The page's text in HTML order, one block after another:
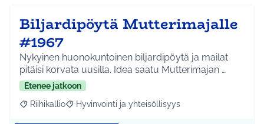
Biljardipöytä Mutterimajalle
#1967
Nykyinen huonokuntoinen biljardipöytä ja mailat
pitäisi korvata uusilla. Idea saatu Mutterimajan …
Etenee jatkoon
Rajaa tulokset aihepiirin mukaan: Riihikallio
Riihikallio Rajaa tulokset teeman mukaan: Hyvinvointi ja
Hyvinvointi ja yhteisöllisyys